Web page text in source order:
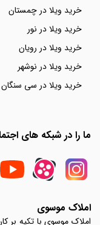
خرید ویلا در چمستان
خرید ویلا در نور
خرید ویلا در رویان
خرید ویلا در نوشهر
خرید ویلا در سی سنگان
ما را در شبکه های
املاک موسوی
املاک موسوی با تکیه بر